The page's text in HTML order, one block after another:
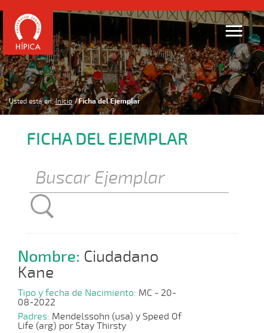
Usted está en: Inicio Ficha del Ejemplar
FICHA DEL EJEMPLAR
Nombre: Ciudadano
Kane
Tipo y fecha de Nacimiento: MC - 20-
08-2022
Padres: Mendelssohn (usa) y Speed Of
Life (arg) por Stay Thirsty